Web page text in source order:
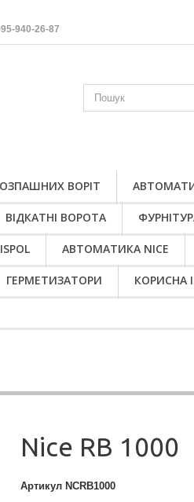
940-26-87
ВОРІТ
ВІДКАТНІ ВОРОТА
АВТОМАТИКА NICE
ГЕРМЕТИЗАТОРИ КОРИСНА
Nice RB 1000
Артикул NCRB1000